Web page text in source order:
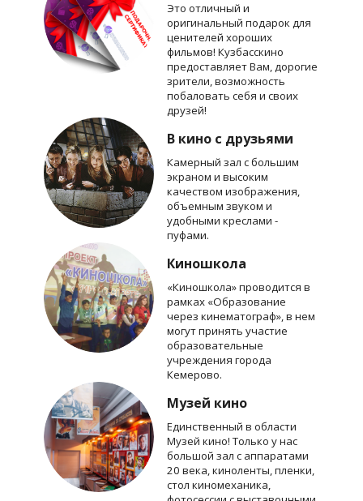
Это отличный и
оригинальный подарок для
ценителей хороших
фильмов! Кузбасскино
предоставляет Вам, дорогие
зрители, возможность
побаловать себя и своих
друзей!
В кино с друзьями
Камерный зал с большим
экраном и высоким
качеством изображения,
объемным звуком и
удобными креслами -
пуфами.
Киношкола
«Киношкола» проводится в
рамках «Образование
через кинематограф», в нем
могут принять участие
образовательные
учреждения города
Кемерово.
Музей кино
Единственный в области
Музей кино! Только у нас
большой зал с аппаратами
20 века, киноленты, пленки,
стол киномеханика,